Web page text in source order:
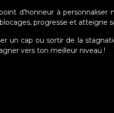
d’honneur à personnaliser
progresse et atteigne
un cap ou sortir de la
vers ton meilleur niveau !